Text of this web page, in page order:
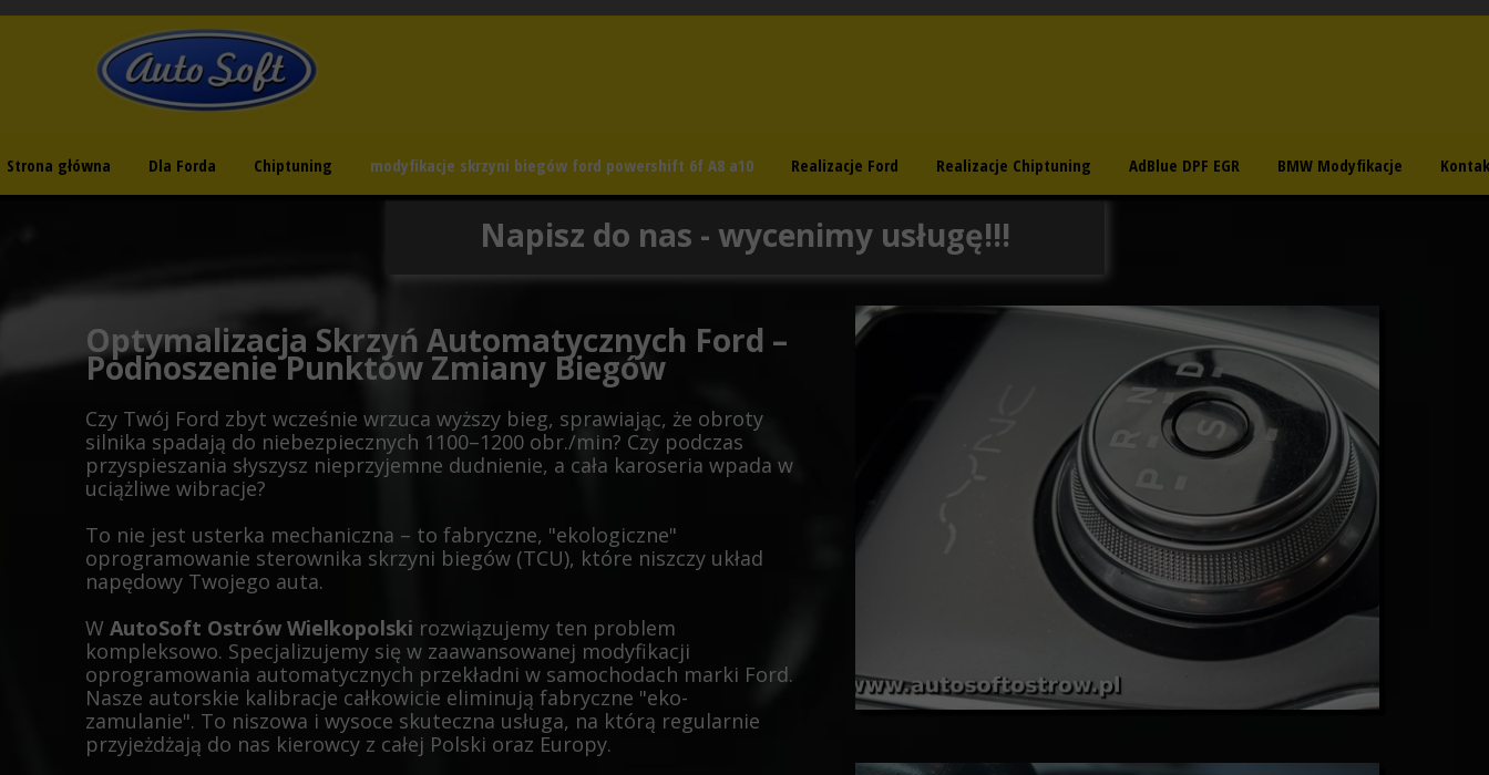
Optymalizacja Skrzyń Automatycznych Ford –
Podnoszenie Punktów Zmiany Biegów
Czy Twój Ford zbyt wcześnie wrzuca wyższy bieg, sprawiając, że obroty
silnika spadają do niebezpiecznych 1100–1200 obr./min? Czy podczas
przyspieszania słyszysz nieprzyjemne dudnienie, a cała karoseria wpada w
uciążliwe wibracje?
To nie jest usterka mechaniczna – to fabryczne, "ekologiczne"
oprogramowanie sterownika skrzyni biegów (TCU), które niszczy układ
napędowy Twojego auta.
W AutoSoft Ostrów Wielkopolski rozwiązujemy ten problem
kompleksowo. Specjalizujemy się w zaawansowanej modyfikacji
oprogramowania automatycznych przekładni w samochodach marki Ford.
Nasze autorskie kalibracje całkowicie eliminują fabryczne "eko-
zamulanie". To niszowa i wysoce skuteczna usługa, na którą regularnie
przyjeżdżają do nas kierowcy z całej Polski oraz Europy.
Strona główna Dla Forda Chiptuning modyfikacje skrzyni biegów ford powershift 6f A8 a10 Realizacje Ford Realizacje Chiptuning AdBlue DPF EGR BMW Modyfikacje
Napisz do nas - wycenimy usługę!!!